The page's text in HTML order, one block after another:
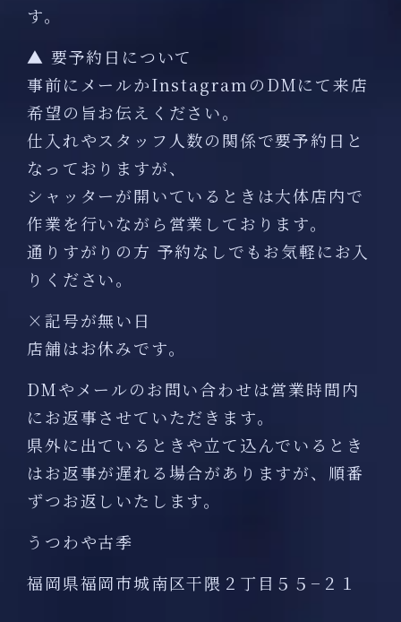
す。
▲ 要予約日について
事前にメールかInstagramのDMにて来店
希望の旨お伝えください。
仕入れやスタッフ人数の関係で要予約日と
なっておりますが、
シャッターが開いているときは大体店内で
作業を行いながら営業しております。
通りすがりの方 予約なしでもお気軽にお入
りください。
×記号が無い日
店舗はお休みです。
DMやメールのお問い合わせは営業時間内
にお返事させていただきます。
県外に出ているときや立て込んでいるとき
はお返事が遅れる場合がありますが、順番
ずつお返しいたします。
うつわや古季
福岡県福岡市城南区干隈２丁目５５−２１